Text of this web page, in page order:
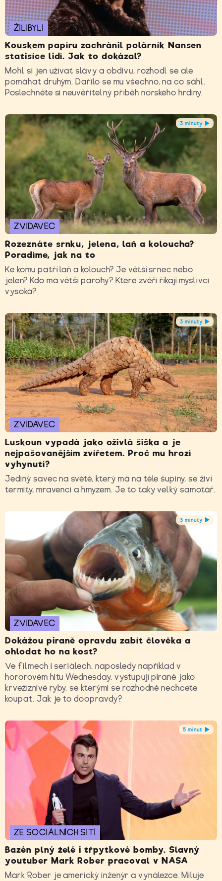
ŽILIBYLI
Kouskem papíru zachránil polárník Nansen
statisíce lidí. Jak to dokázal?
Mohl si jen užívat slávy a obdivu, rozhodl se ale
pomáhat druhým. Dařilo se mu všechno, na co sáhl.
Poslechněte si neuvěřitelný příběh norského hrdiny.
3 minuty
ZVÍDAVEC
Rozeznáte srnku, jelena, laň a koloucha?
Poradíme, jak na to
Ke komu patří laň a kolouch? Je větší srnec nebo
jelen? Kdo má větší parohy? Které zvěři říkají myslivci
vysoká?
3 minuty
ZVÍDAVEC
Luskoun vypadá jako oživlá šiška a je
nejpašovanějším zvířetem. Proč mu hrozí
vyhynutí?
Jediný savec na světě, který má na těle šupiny, se živí
termity, mravenci a hmyzem. Je to taky velký samotář.
3 minuty
ZVÍDAVEC
Dokážou piraně opravdu zabít člověka a
ohlodat ho na kost?
Ve filmech i seriálech, naposledy například v
hororovém hitu Wednesday, vystupují piraně jako
krvežíznivé ryby, se kterými se rozhodně nechcete
koupat. Jak je to doopravdy?
5 minut
ZE SOCIÁLNÍCH SÍTÍ
Bazén plný želé i třpytkové bomby. Slavný
youtuber Mark Rober pracoval v NASA
Mark Rober je americký inženýr a vynálezce. Miluje